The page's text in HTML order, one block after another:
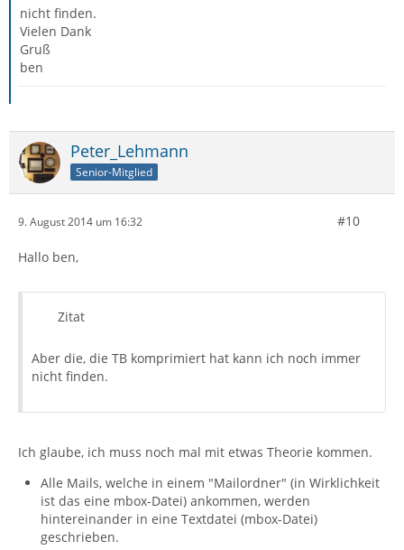
nicht finden.
Vielen Dank
Gruß
ben
Peter_Lehmann
Senior-Mitglied
9. August 2014 um 16:32 #10
Hallo ben,
Zitat
Aber die, die TB komprimiert hat kann ich noch immer
nicht finden.
Ich glaube, ich muss noch mal mit etwas Theorie kommen.
Alle Mails, welche in einem "Mailordner" (in Wirklichkeit
ist das eine mbox-Datei) ankommen, werden
hintereinander in eine Textdatei (mbox-Datei)
geschrieben.